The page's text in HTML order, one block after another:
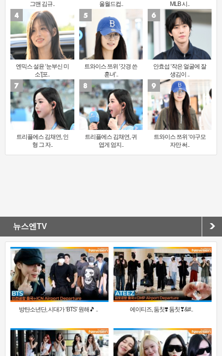
그맨 김규..
울월드컵..
MLB 시..
엔믹스 설윤 ‘눈부신 미
소’[포..
트와이스 쯔위 ‘갓경 쓴
훈녀’..
안효섭 ‘작은 얼굴에 잘
생김이 ..
트리플에스 김채연, 인
형 그 자..
트리플에스 김채연, 귀
엽게 엄지..
트와이스 쯔위 ‘야구모
자만 써..
뉴스엔TV
방탄소년단, 시대가 ‘BTS’ 원해🎵 .. 에이티즈, 둠칫❣️ 둠칫❣&#..